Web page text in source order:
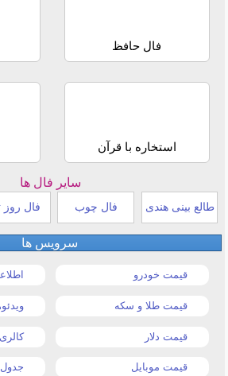
فال حافظ
استخاره با قرآن
سایر فال ها
طالع بینی هندی فال چوب فال روز
سرویس ها
قیمت خودرو
قیمت طلا و سکه
قیمت دلار
قیمت موبایل